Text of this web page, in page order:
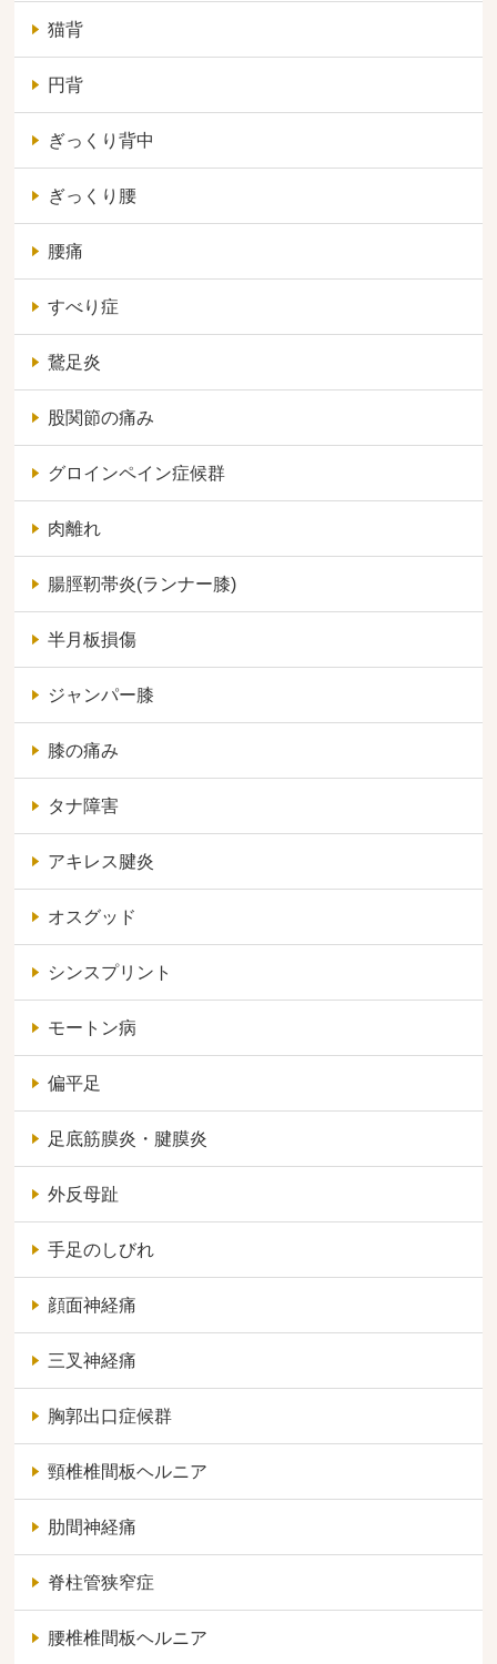
猫背
円背
ぎっくり背中
ぎっくり腰
腰痛
すべり症
鵞足炎
股関節の痛み
グロインペイン症候群
肉離れ
腸脛靭帯炎(ランナー膝)
半月板損傷
ジャンパー膝
膝の痛み
タナ障害
アキレス腱炎
オスグッド
シンスプリント
モートン病
偏平足
足底筋膜炎・腱膜炎
外反母趾
手足のしびれ
顔面神経痛
三叉神経痛
胸郭出口症候群
頸椎椎間板ヘルニア
肋間神経痛
脊柱管狭窄症
腰椎椎間板ヘルニア